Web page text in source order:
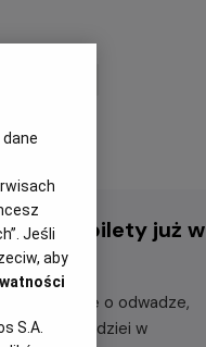
Psa - bilety już w
historię o odwadze,
nadziei w
Jeśli
aby
S.A.